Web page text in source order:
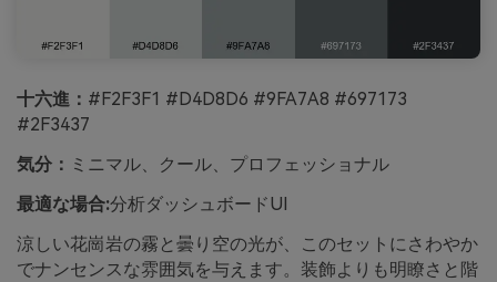
十六進： #F2F3F1 #D4D8D6 #9FA7A8 #697173
#2F3437
気分： ミニマル、クール、プロフェッショナル
最適な場合:分析ダッシュボードUI
涼しい花崗岩の霧と曇り空の光が、このセットにさわやか
でナンセンスな雰囲気を与えます。装飾よりも明瞭さと階